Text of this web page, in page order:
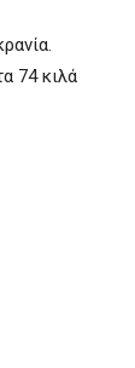
74 κιλά